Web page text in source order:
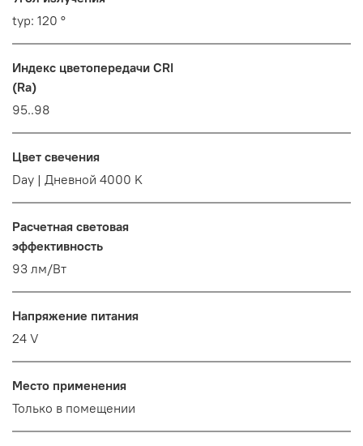
typ: 120 °
Индекс цветопередачи CRI
(Ra)
95..98
Цвет свечения
Day | Дневной 4000 K
Расчетная световая
эффективность
93 лм/Вт
Напряжение питания
24 V
Место применения
Только в помещении